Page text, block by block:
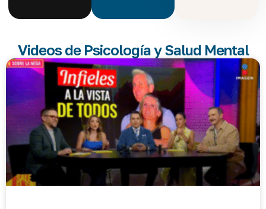
Videos de Psicología y Salud Mental